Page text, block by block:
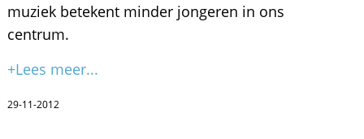
muziek betekent minder jongeren in ons
centrum.
+Lees meer...
29-11-2012